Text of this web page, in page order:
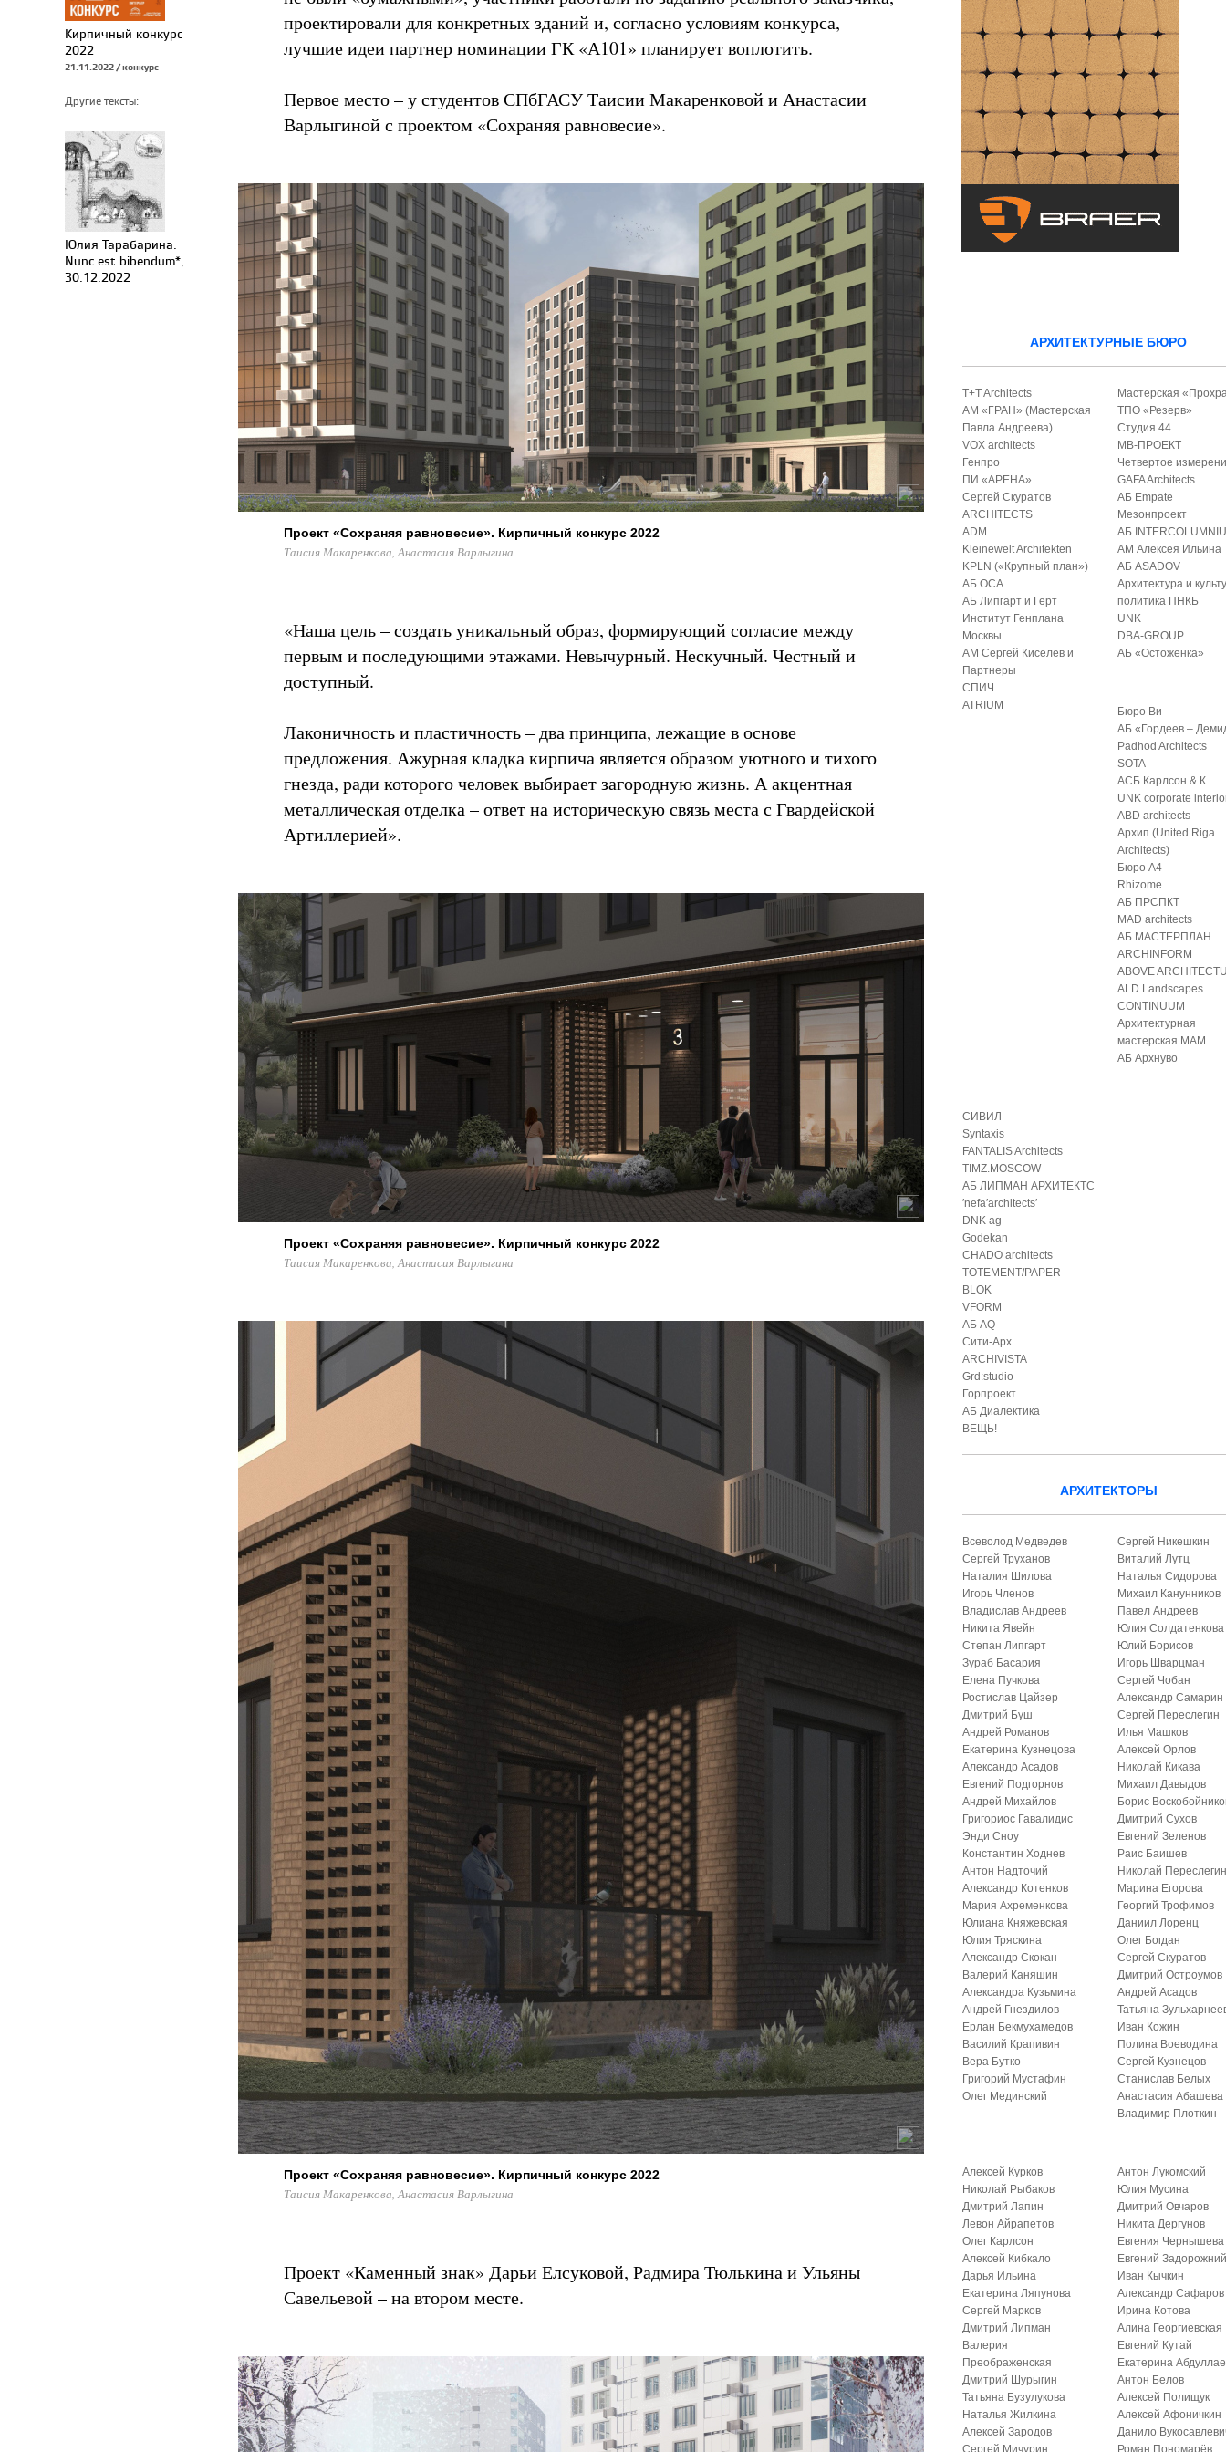
Кирпичный конкурс
2022
21.11.2022 / конкурс
Другие тексты:
Юлия Тарабарина.
Nunc est bibendum*,
30.12.2022
проектировали для конкретных зданий и, согласно условиям конкурса,
лучшие идеи партнер номинации ГК «А101» планирует воплотить.
Первое место – у студентов СПбГАСУ Таисии Макаренковой и Анастасии
Варлыгиной с проектом «Сохраняя равновесие».
Проект «Сохраняя равновесие». Кирпичный конкурс 2022
Таисия Макаренкова, Анастасия Варлыгина
«Наша цель – создать уникальный образ, формирующий согласие между
первым и последующими этажами. Невычурный. Нескучный. Честный и
доступный.
Лаконичность и пластичность – два принципа, лежащие в основе
предложения. Ажурная кладка кирпича является образом уютного и тихого
гнезда, ради которого человек выбирает загородную жизнь. А акцентная
металлическая отделка – ответ на историческую связь места с Гвардейской
Артиллерией».
Проект «Сохраняя равновесие». Кирпичный конкурс 2022
Таисия Макаренкова, Анастасия Варлыгина
Проект «Сохраняя равновесие». Кирпичный конкурс 2022
Таисия Макаренкова, Анастасия Варлыгина
Проект «Каменный знак» Дарьи Елсуковой, Радмира Тюлькина и Ульяны
Савельевой – на втором месте.
АРХИТЕКТУРНЫЕ БЮРО
T+T Architects
АМ «ГРАН» (Мастерская
Павла Андреева)
VOX architects
Генпро
ПИ «АРЕНА»
Сергей Скуратов
ARCHITECTS
ADM
Kleinewelt Architekten
KPLN («Крупный план»)
АБ ОСА
АБ Липгарт и Герт
Институт Генплана
Москвы
АМ Сергей Киселев и
Партнеры
СПИЧ
ATRIUM
Мастерская
ТПО «Резерв»
Студия 44
МВ-ПРОЕКТ
Четвертое
GAFA Architects
АБ Empate
Мезонпроект
АБ
АМ Алексея Ильина
АБ ASADOV
Архитектура и
политика ПНКБ
UNK
DBA-GROUP
АБ «Остоженка»
Бюро Ви
АБ «Гордеев –
Padhod Architects
SOTA
АСБ Карлсон & К
UNK corporate
ABD architects
Архип (United Riga
Architects)
Бюро А4
Rhizome
АБ ПРСПКТ
MAD architects
АБ МАСТЕРПЛАН
ARCHINFORM
ABOVE
ALD Landscapes
CONTINUUM
Архитектурная
мастерская МАМ
АБ Архнуво
СИВИЛ
Syntaxis
FANTALIS Architects
TIMZ.MOSCOW
АБ ЛИПМАН АРХИТЕКТС
′nefa′architects′
DNK ag
Godekan
CHADO architects
TOTEMENT/PAPER
BLOK
VFORM
АБ AQ
Сити-Арх
ARCHIVISTA
Grd:studio
Горпроект
АБ Диалектика
ВЕЩЬ!
АРХИТЕКТОРЫ
Всеволод Медведев
Сергей Труханов
Наталия Шилова
Игорь Членов
Владислав Андреев
Никита Явейн
Степан Липгарт
Зураб Басария
Елена Пучкова
Ростислав Цайзер
Дмитрий Буш
Андрей Романов
Екатерина Кузнецова
Александр Асадов
Евгений Подгорнов
Андрей Михайлов
Григориос Гавалидис
Энди Сноу
Константин Ходнев
Антон Надточий
Александр Котенков
Мария Ахременкова
Юлиана Княжевская
Юлия Тряскина
Александр Скокан
Валерий Каняшин
Александра Кузьмина
Андрей Гнездилов
Ерлан Бекмухамедов
Василий Крапивин
Вера Бутко
Григорий Мустафин
Олег Мединский
Сергей Никешкин
Виталий Лутц
Наталья Сидорова
Михаил Канунников
Павел Андреев
Юлия Солдатенкова
Юлий Борисов
Игорь Шварцман
Сергей Чобан
Александр Самарин
Сергей Переслегин
Илья Машков
Алексей Орлов
Николай Кикава
Михаил Давыдов
Борис
Дмитрий Сухов
Евгений Зеленов
Раис Баишев
Николай
Марина Егорова
Георгий Трофимов
Даниил Лоренц
Олег Богдан
Сергей Скуратов
Дмитрий Остроумов
Андрей Асадов
Татьяна
Иван Кожин
Полина Воеводина
Сергей Кузнецов
Станислав Белых
Анастасия Абашева
Владимир Плоткин
Алексей Курков
Николай Рыбаков
Дмитрий Лапин
Левон Айрапетов
Олег Карлсон
Алексей Кибкало
Дарья Ильина
Екатерина Ляпунова
Сергей Марков
Дмитрий Липман
Валерия
Преображенская
Дмитрий Шурыгин
Татьяна Бузулукова
Наталья Жилкина
Алексей Зародов
Сергей Мичурин
Антон Лукомский
Юлия Мусина
Дмитрий Овчаров
Никита Дергунов
Евгения Чернышева
Евгений
Иван Кычкин
Александр Сафаров
Ирина Котова
Алина Георгиевская
Евгений Кутай
Екатерина
Антон Белов
Алексей Полищук
Алексей Афоничкин
Данило
Роман Пономарёв